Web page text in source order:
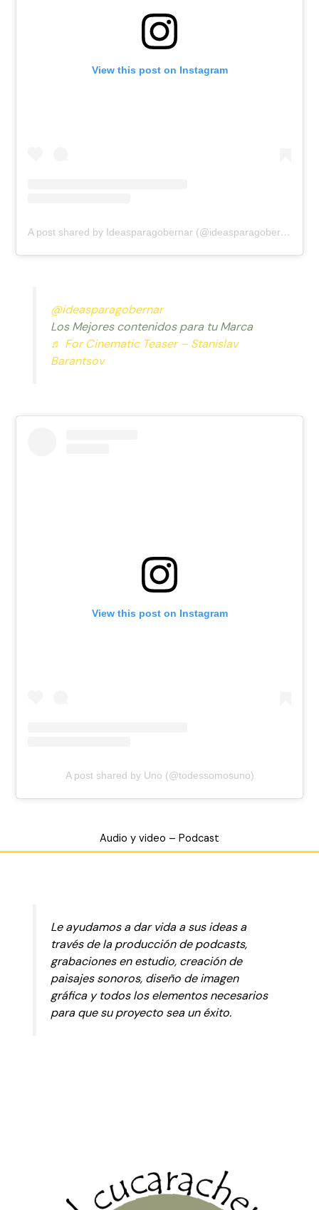
View this post on Instagram
A post shared by Ideasparagobernar (@ideasparagobernarycomunicar)
@ideasparagobernar
Los Mejores contenidos para tu Marca
♬ For Cinematic Teaser – Stanislav
Barantsov
View this post on Instagram
A post shared by Uno (@todessomosuno)
Audio y video – Podcast
Le ayudamos a dar vida a sus ideas a
través de la producción de podcasts,
grabaciones en estudio, creación de
paisajes sonoros, diseño de imagen
gráfica y todos los elementos necesarios
para que su proyecto sea un éxito.